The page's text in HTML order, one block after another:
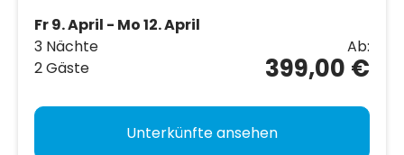
Fr 9. April - Mo 12. April
3 Nächte
2 Gäste
Ab:
399,00 €
Unterkünfte ansehen